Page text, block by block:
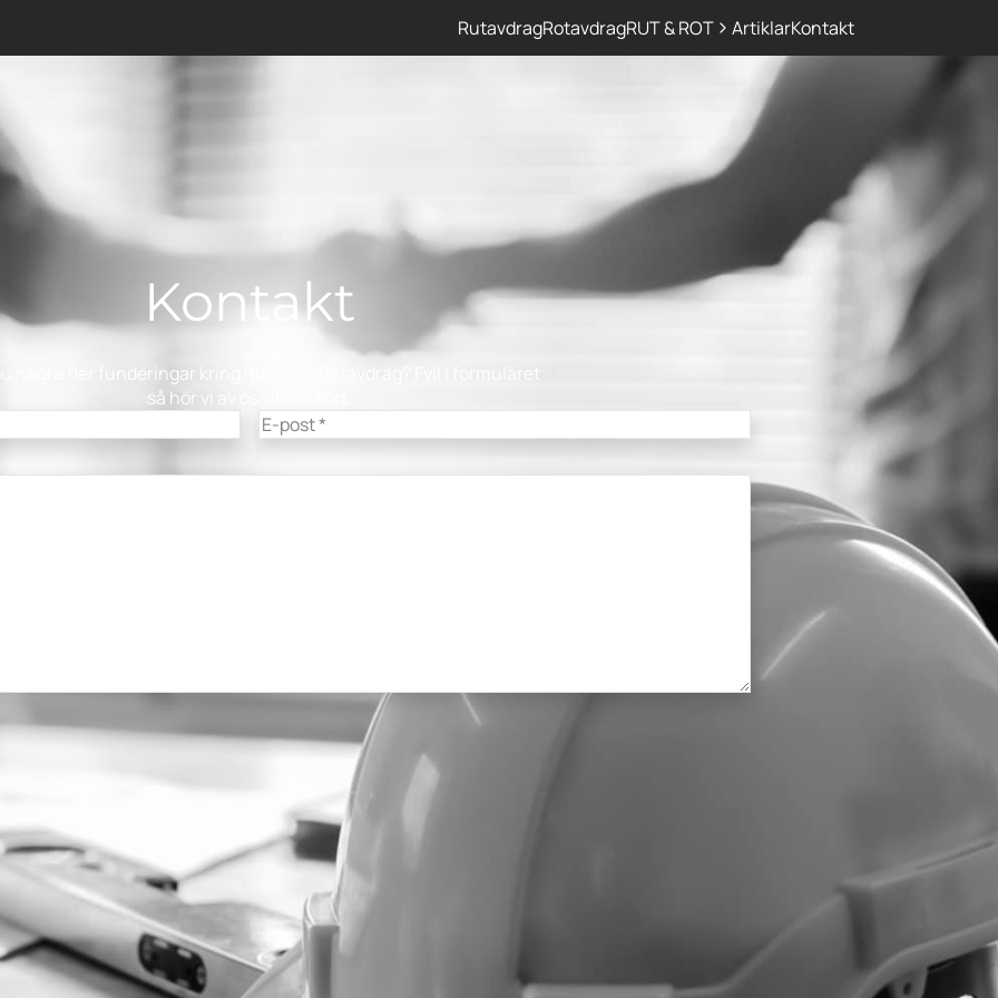
RutavdragRotavdragRUT & ROT ArtiklarKontakt
Kontakt
några fler funderingar kring Rut- och Rotavdrag? Fyll i formuläret
så hör vi av oss inom kort.
E-
post(Required)